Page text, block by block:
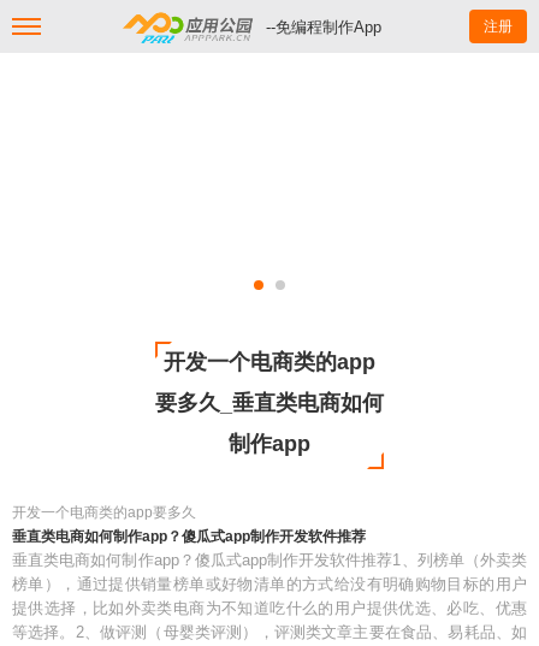
--免编程制作App 注册
开发一个电商类的app
要多久_垂直类电商如何
制作app
开发一个电商类的app要多久
垂直类电商如何制作app？傻瓜式app制作开发软件推荐
垂直类电商如何制作app？傻瓜式app制作开发软件推荐1、列榜单（外卖类
榜单），通过提供销量榜单或好物清单的方式给没有明确购物目标的用户
提供选择，比如外卖类电商为不知道吃什么的用户提供优选、必吃、优惠
等选择。2、做评测（母婴类评测），评测类文章主要在食品、易耗品、如